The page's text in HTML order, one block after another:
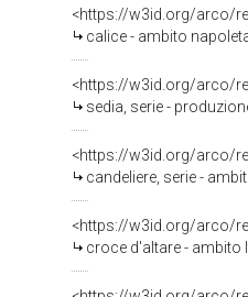
<https://w3id.org/arco/
calice - ambito
<https://w3id.org/arco/
sedia, serie -
<https://w3id.org/arco/
candeliere, serie -
<https://w3id.org/arco/
croce d'altare - ambito